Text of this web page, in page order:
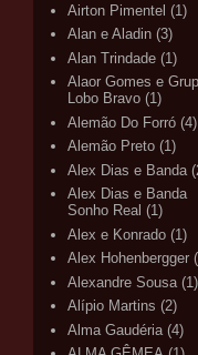
Airton Pimentel (1)
Alan e Aladin (3)
Alan Trindade (1)
Alaor Gomes e
Lobo Bravo (1)
Alemão Do Forró (4)
Alemão Preto (1)
Alex Dias e Banda
Alex Dias e Banda
Sonho Real (1)
Alex e Konrado (1)
Alex Hohenbergger
Alexandre Sousa (1)
Alípio Martins (2)
Alma Gaudéria (4)